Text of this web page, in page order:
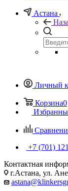
Астана
Личный
Корзина0
+7 (701)
Контактная
г.Астана, ул.